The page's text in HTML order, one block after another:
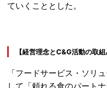
ていくこととした。
【経営理念とC&G活動の取組
「フードサービス・ソリ
して「頼れる食のパート